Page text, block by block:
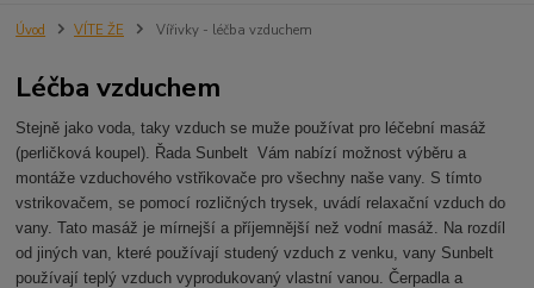
Úvod VÍTE ŽE Vířivky - léčba vzduchem
Léčba vzduchem
Stejně jako voda, taky vzduch se muže používat pro léčební masáž
(perličková koupel). Řada Sunbelt Vám nabízí možnost výběru a
montáže vzduchového vstřikovače pro všechny naše vany. S tímto
vstrikovačem, se pomocí rozličných trysek, uvádí relaxační vzduch do
vany. Tato masáž je mírnejší a příjemnější než vodní masáž. Na rozdíl
od jiných van, které používají studený vzduch z venku, vany Sunbelt
používají teplý vzduch vyprodukovaný vlastní vanou. Čerpadla a